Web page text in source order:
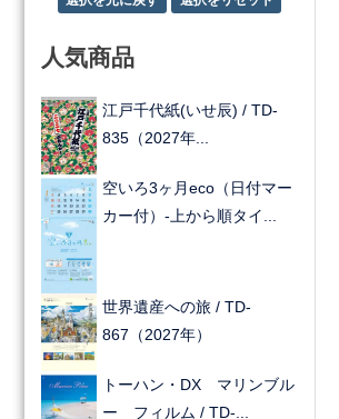
人気商品
江戸千代紙(いせ辰) / TD-
835（2027年...
空いろ3ヶ月eco（日付マー
カー付）-上から順タイ...
世界遺産への旅 / TD-
867（2027年）
トーハン・DX マリンブル
ー フィルム / TD-...